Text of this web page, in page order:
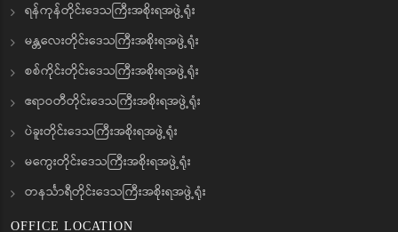
ရန်ကုန်တိုင်းဒေသကြီးအစိုးရအဖွဲ့ရုံး
မန္တလေးတိုင်းဒေသကြီးအစိုးရအဖွဲ့ရုံး
စစ်ကိုင်းတိုင်းဒေသကြီးအစိုးရအဖွဲ့ရုံး
ဧရာဝတီတိုင်းဒေသကြီးအစိုးရအဖွဲ့ရုံး
ပဲခူးတိုင်းဒေသကြီးအစိုးရအဖွဲ့ရုံး
မကွေးတိုင်းဒေသကြီးအစိုးရအဖွဲ့ရုံး
တနင်္သာရီတိုင်းဒေသကြီးအစိုးရအဖွဲ့ရုံး
OFFICE LOCATION